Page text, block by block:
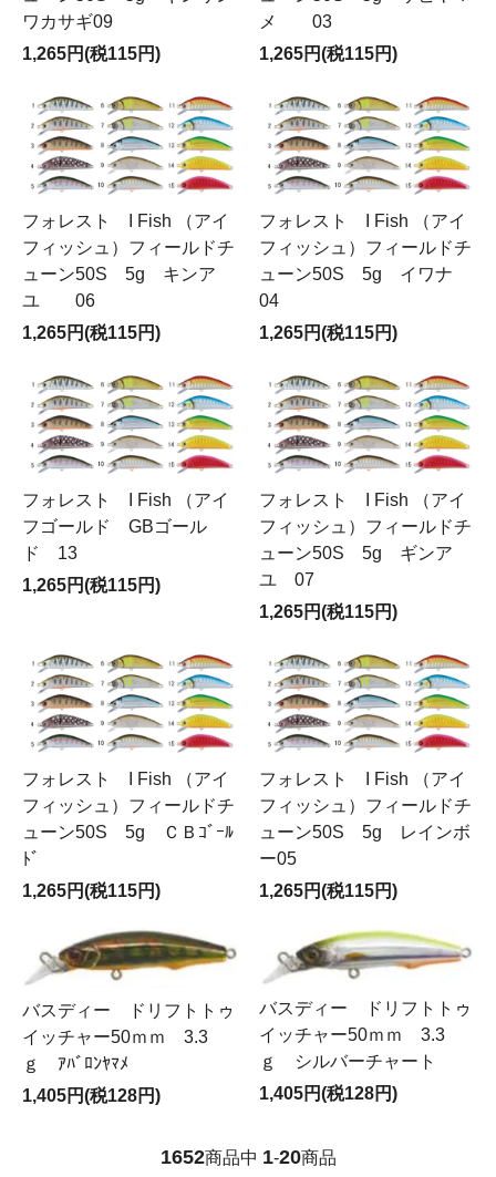
ワカサギ09
1,265円(税115円)
メ 03
1,265円(税115円)
フォレスト I Fish （アイ
フィッシュ）フィールドチ
ューン50S 5g キンア
ユ 06
1,265円(税115円)
フォレスト I Fish （アイ
フィッシュ）フィールドチ
ューン50S 5g イワナ
04
1,265円(税115円)
フォレスト I Fish （アイ
フゴールド GBゴール
ド 13
1,265円(税115円)
フォレスト I Fish （アイ
フィッシュ）フィールドチ
ューン50S 5g ギンア
ユ 07
1,265円(税115円)
フォレスト I Fish （アイ
フィッシュ）フィールドチ
ューン50S 5g ＣＢｺﾞｰﾙ
ﾄﾞ
1,265円(税115円)
フォレスト I Fish （アイ
フィッシュ）フィールドチ
ューン50S 5g レインボ
ー05
1,265円(税115円)
バスディー ドリフトトゥ
イッチャー50ｍｍ 3.3
ｇ ｱﾊﾞﾛﾝﾔﾏﾒ
1,405円(税128円)
バスディー ドリフトトゥ
イッチャー50ｍｍ 3.3
ｇ シルバーチャート
1,405円(税128円)
1652商品中 1-20商品